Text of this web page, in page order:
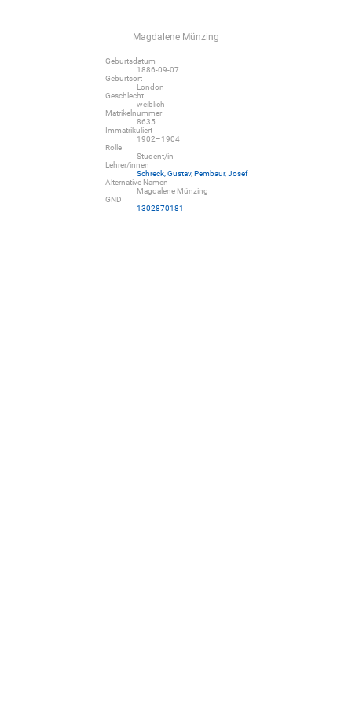
Magdalene Münzing
Geburtsdatum
1886-09-07
Geburtsort
London
Geschlecht
weiblich
Matrikelnummer
8635
Immatrikuliert
1902–1904
Rolle
Student/in
Lehrer/innen
Schreck, Gustav, Pembaur, Josef
Alternative Namen
Magdalene Münzing
GND
1302870181